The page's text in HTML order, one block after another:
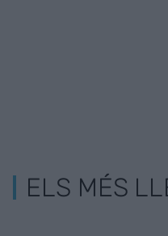
ELS MÉS